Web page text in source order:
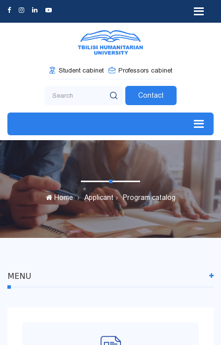
Student cabinet Professors cabinet
Contact
Home Applicant Program catalog
MENU